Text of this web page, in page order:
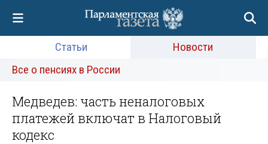
Статьи
Новости
Все о пенсиях в России
Медведев: часть неналоговых
платежей включат в Налоговый
кодекс